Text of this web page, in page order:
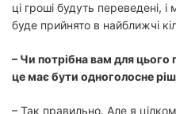
ці гроші будуть переведені,
буде прийнято в найближчі
– Чи потрібна вам для
це має бути одноголосне
– Так правильно. Але я